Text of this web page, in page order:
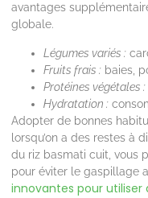
avantages
globale.
Légumes variés :
Fruits frais : baies,
Protéines végétales :
Hydratation :
Adopter de bonnes
lorsqu’on a des restes à
du riz basmati cuit, vous
pour éviter le gaspillage
innovantes pour utiliser